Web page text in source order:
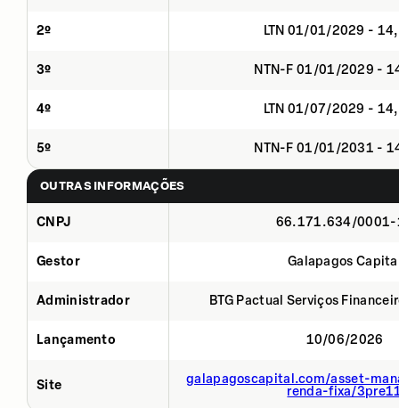
2º LTN 01/01/2029 -
3º NTN-F 01/01/2029 -
4º LTN 01/07/2029 -
5º NTN-F 01/01/2031 -
OUTRAS INFORMAÇÕES
CNPJ 66.171.634/0001-
Gestor Galapagos
Administrador BTG Pactual Serviços
Lançamento 10/06/2026
Site
galapagoscapital.com/asset-
renda-fixa/